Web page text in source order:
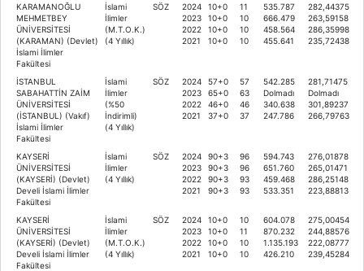
KARAMANOĞLU
MEHMETBEY
ÜNİVERSİTESİ
(KARAMAN) (Devlet)
İslami İlimler
Fakültesi
İslami
İlimler
(M.T.O.K.)
(4 Yıllık)
SÖZ
2024
2023
2022
2021
10+0
10+0
10+0
10+0
11
10
10
10
535.787
666.479
458.564
455.641
282,44375
263,59158
286,35998
235,72438
İSTANBUL
SABAHATTİN ZAİM
ÜNİVERSİTESİ
(İSTANBUL) (Vakıf)
İslami İlimler
Fakültesi
İslami
İlimler
(%50
İndirimli)
(4 Yıllık)
SÖZ
2024
2023
2022
2021
57+0
65+0
46+0
37+0
57
63
46
37
542.285
Dolmadı
340.638
247.786
281,71475
Dolmadı
301,89237
266,79763
KAYSERİ
ÜNİVERSİTESİ
(KAYSERİ) (Devlet)
Develi İslami İlimler
Fakültesi
İslami
İlimler
(4 Yıllık)
SÖZ
2024
2023
2022
2021
90+3
90+3
90+3
90+3
96
96
93
93
594.743
651.760
459.468
533.351
276,01878
265,01471
286,25148
223,88813
KAYSERİ
ÜNİVERSİTESİ
(KAYSERİ) (Devlet)
Develi İslami İlimler
Fakültesi
İslami
İlimler
(M.T.O.K.)
(4 Yıllık)
SÖZ
2024
2023
2022
2021
10+0
10+0
10+0
10+0
10
11
10
10
604.078
870.232
1.135.193
426.210
275,00454
244,88576
222,08777
239,45284